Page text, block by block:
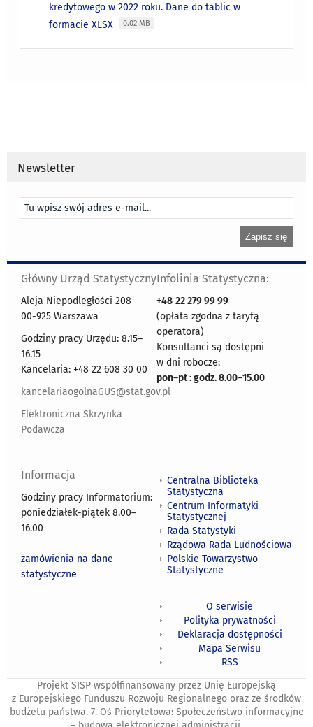
kredytowego w 2022 roku. Dane do tablic w
formacie XLSX
0.02 MB
Newsletter
Główny Urząd Statystyczny
Aleja Niepodległości 208
00-925 Warszawa
Godziny pracy Urzędu: 8.15–
16.15
Kancelaria: +48 22 608 30 00
kancelariaogolnaGUS@stat.gov.pl
Elektroniczna Skrzynka
Podawcza
Infolinia Statystyczna:
+48 22 279 99 99
(opłata zgodna z taryfą
operatora)
Konsultanci są dostępni
w dni robocze:
pon–pt : godz. 8.00–15.00
Informacja
Godziny pracy Informatorium:
poniedziałek-piątek 8.00–
16.00
zamówienia na dane
statystyczne
Centralna Biblioteka
Statystyczna
Centrum Informatyki
Statystycznej
Rada Statystyki
Rządowa Rada Ludnościowa
Polskie Towarzystwo
Statystyczne
O serwisie
Polityka prywatności
Deklaracja dostępności
Mapa Serwisu
RSS
Projekt SISP współfinansowany przez Unię Europejską
z Europejskiego Funduszu Rozwoju Regionalnego oraz ze środków
budżetu państwa. 7. Oś Priorytetowa: Społeczeństwo informacyjne